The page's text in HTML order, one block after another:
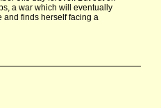
a war which will eventually
and finds herself facing a